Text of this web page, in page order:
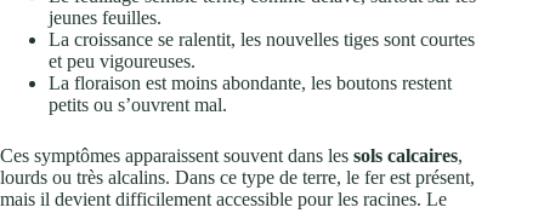
jeunes feuilles.
La croissance se ralentit, les nouvelles tiges sont courtes
et peu vigoureuses.
La floraison est moins abondante, les boutons restent
petits ou s’ouvrent mal.
Ces symptômes apparaissent souvent dans les sols calcaires,
lourds ou très alcalins. Dans ce type de terre, le fer est présent,
mais il devient difficilement accessible pour les racines. Le